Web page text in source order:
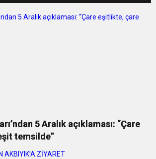
5 Aralık açıklaması: “Çare
temsilde”